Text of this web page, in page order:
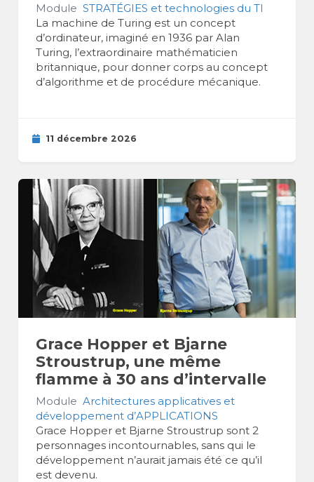
Module STRATÉGIES et technologies du TI
La machine de Turing est un concept
d’ordinateur, imaginé en 1936 par Alan
Turing, l’extraordinaire mathématicien
britannique, pour donner corps au concept
d’algorithme et de procédure mécanique.
11 décembre 2026
Grace Hopper et Bjarne
Stroustrup, une même
flamme à 30 ans d’intervalle
Module Architectures applicatives et
développement d’APPLICATIONS
Grace Hopper et Bjarne Stroustrup sont 2
personnages incontournables, sans qui le
développement n’aurait jamais été ce qu’il
est devenu.